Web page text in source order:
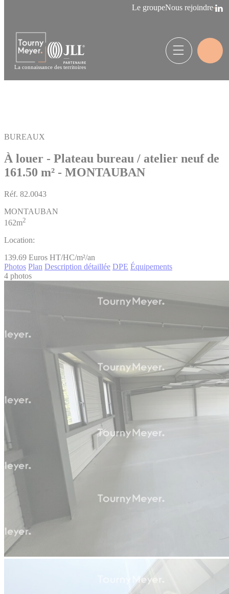
Le groupeNous rejoindre
La connaissance des territoires
BUREAUX
À louer - Plateau bureau / atelier neuf de
161.50 m² - MONTAUBAN
Réf. 82.0043
MONTAUBAN
162m2
Location:
139.69 Euros HT/HC/m²/an
Photos Plan Description détaillée DPE Équipements
4 photos